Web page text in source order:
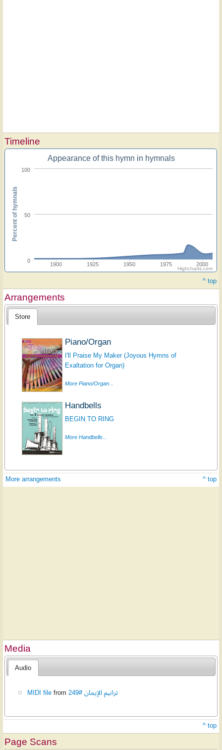
Timeline
Appearance of this hymn in hymnals
1900 1925 1950 1975 2000
0
50
100
Percent of hymnals
Highcharts.com
^ top
Arrangements
Store
Piano/Organ
I'll Praise My Maker (Joyous Hymns of
Exaltation for Organ)
More Piano/Organ...
Handbells
BEGIN TO RING
More Handbells...
More arrangements ^ top
Media
Audio
MIDI file from ترانيم الإيمان #249
^ top
Page Scans